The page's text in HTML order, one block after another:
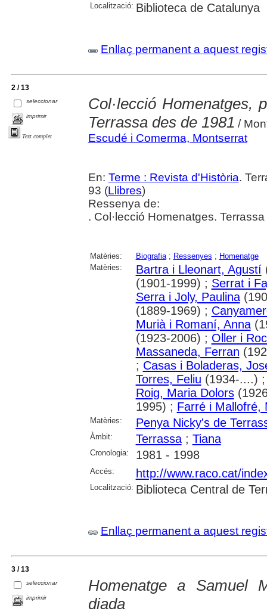
Localització: Biblioteca de Catalunya
Enllaç permanent a aquest
2 / 13
seleccionar
imprimir
Text complet
Col·lecció Homenatges,
Terrassa des de 1981 /
Escudé i Comerma, Montserrat
En: Terme : Revista d'Història.
93 (Llibres)
Ressenya de:
. Col·lecció Homenatges.
Matèries: Biografia; Ressenyes ; Homenatge
Matèries:
Bartra i Lleonart, Agustí
(1901-1999) ; Serrat i
Serra i Joly, Paulina
(1889-1969) ;
Murià i Romaní, Anna
(1923-2006) ; Oller i
Massaneda, Ferran
; Casas i Boladeras,
Torres, Feliu (1934-....)
Roig, Maria Dolors
1995) ; Farré i Mallofré,
Matèries: Penya Nicky's de
Àmbit: Terrassa; Tiana
Cronologia: 1981 - 1998
Accés: http://www.raco.cat/
Localització: Biblioteca Central de
Enllaç permanent a aquest
3 / 13
seleccionar
imprimir
Homenatge a Samuel
diada